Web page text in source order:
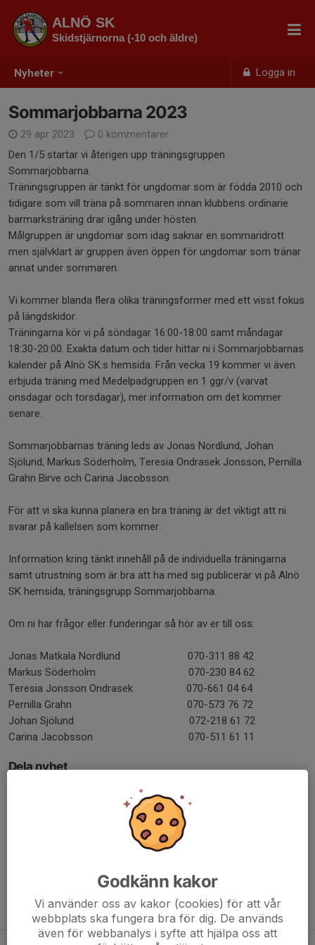
Nyheter Logga in
ALNÖ SK
Skidstjärnorna (-10 och äldre)
Sommarjobbarna 2023
29 apr 2023
0 kommentarer
Den 1/5 startar vi återigen upp träningsgruppen
Sommarjobbarna.
Träningsgruppen är tänkt för ungdomar som är födda 2010 och
tidigare som vill träna på sommaren innan klubbens ordinarie
barmarksträning drar igång under hösten.
Målgruppen är ungdomar som idag saknar en sommaridrott
men självklart är gruppen även öppen för ungdomar som tränar
annat under sommaren.
Vi kommer blanda flera olika träningsformer med ett visst fokus
på längdskidor.
Träningarna kör vi på söndagar 16:00-18:00 samt måndagar
18:30-20:00. Exakta datum och tider hittar ni i Sommarjobbarnas
kalender på Alnö SK:s hemsida. Från vecka 19 kommer vi även
erbjuda träning med Medelpadgruppen en 1 ggr/v (varvat
onsdagar och torsdagar), mer information om det kommer
senare.
Sommarjobbarnas träning leds av Jonas Nordlund, Johan
Sjölund, Markus Söderholm, Teresia Ondrasek Jonsson, Pernilla
Grahn Birve och Carina Jacobsson.
För att vi ska kunna planera en bra träning är det viktigt att ni
svarar på kallelsen som kommer.
Information kring tänkt innehåll på de individuella träningarna
samt utrustning som är bra att ha med sig publicerar vi på Alnö
SK hemsida, träningsgrupp Sommarjobbarna.
Om ni har frågor eller funderingar så hör av er till oss:
Jonas Matkala Nordlund 070-311 88 42
Markus Söderholm 070-230 84 62
Teresia Jonsson Ondrasek 070-661 04 64
Pernilla Grahn 070-573 76 72
Johan Sjölund 072-218 61 72
Carina Jacobsson 070-511 61 11
Dela nyhet
Tidigare nyheter
Godkänn kakor
Vi använder oss av kakor (cookies) för att vår
webbplats ska fungera bra för dig. De används
även för webbanalys i syfte att hjälpa oss att